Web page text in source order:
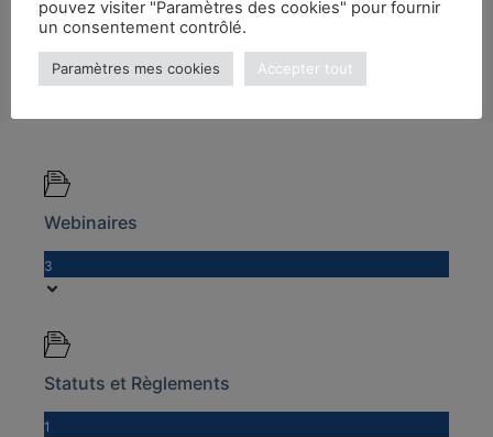
Webinaires
3
Statuts et Règlements
1
pouvez visiter "Paramètres des cookies" pour fournir
un consentement contrôlé.
Paramètres mes cookies Accepter tout